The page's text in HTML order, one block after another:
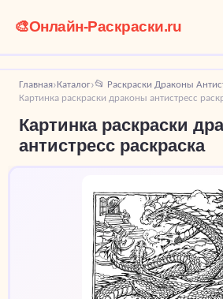
🎨Онлайн-Раскраски.ru
Главная›Каталог›📂 Раскраски Драконы
Картинка раскраски драконы антистресс
Картинка раскраски
антистресс раскраска